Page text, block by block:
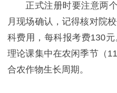
正式注册时要注意两
月现场确认，记得核对院
科费用，每科报考费130
理论课集中在农闲季节（
合农作物生长周期。